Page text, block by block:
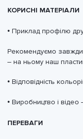
КОРИСНІ МАТЕРІАЛИ
• Приклад профілю
Рекомендуємо
– на ньому наш
• Відповідність
• Виробництво і
ПЕРЕВАГИ